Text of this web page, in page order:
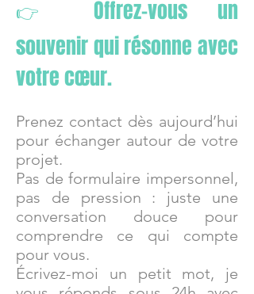
👉
Offrez-vous un
souvenir qui résonne avec
votre cœur.
Prenez contact dès aujourd’hui
pour échanger autour de votre
projet.
Pas de formulaire impersonnel,
pas de pression : juste une
conversation douce pour
comprendre ce qui compte
pour vous.
Écrivez-moi un petit mot, je